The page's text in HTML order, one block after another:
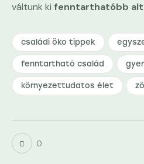
váltunk ki fenntarthatóbb
családi öko tippek
fenntartható család
környezettudatos élet
0